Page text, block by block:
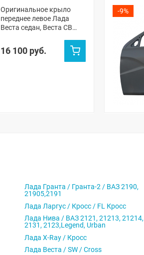
Оригинальное крыло
переднее левое Лада
Веста седан, Веста СВ
(неокрашенное)
16 100 руб.
-9%
Лада Гранта / Гранта-2 / ВАЗ 2190,
21905,2191
Лада Ларгус / Кросс / FL Кросс
Лада Нива / ВАЗ 2121, 21213, 21214,
2131, 2123,Legend, Urban
Лада X-Ray / Кросс
Лада Веста / SW / Cross